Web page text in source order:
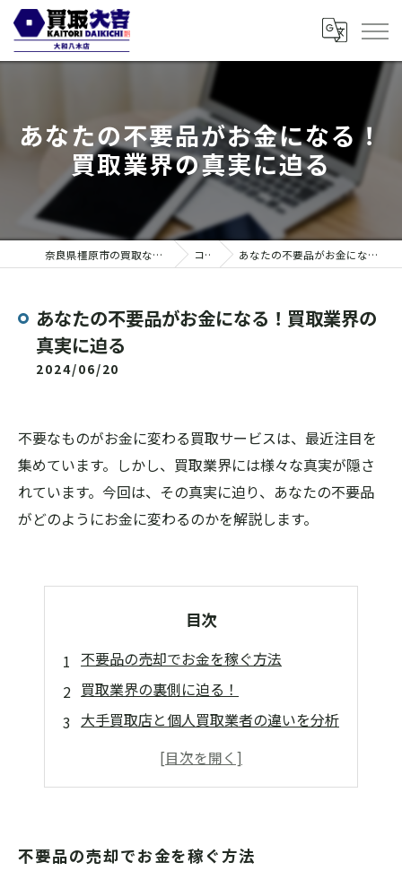
あなたの不要品がお金になる！
買取業界の真実に迫る
奈良県橿原市の買取なら買取大吉 大和八木店 コラム あなたの不要品がお金になる！買取業界の真実に迫る
あなたの不要品がお金になる！買取業界の
真実に迫る
2024/06/20
不要なものがお金に変わる買取サービスは、最近注目を
集めています。しかし、買取業界には様々な真実が隠さ
れています。今回は、その真実に迫り、あなたの不要品
がどのようにお金に変わるのかを解説します。
目次
不要品の売却でお金を稼ぐ方法
買取業界の裏側に迫る！
大手買取店と個人買取業者の違いを分析
買取価格をアップする秘訣とは？
不要品の売却でお金を稼ぐ方法